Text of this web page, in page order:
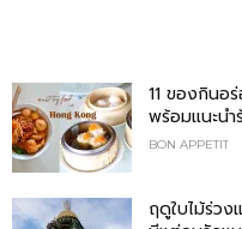
11 ของกินอ
พร้อมแนะนำ
BON APPETIT
ฤดูใบไม้ร่ว